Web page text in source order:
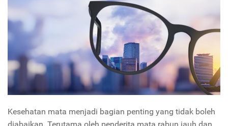
Kesehatan mata menjadi bagian penting yang tidak boleh